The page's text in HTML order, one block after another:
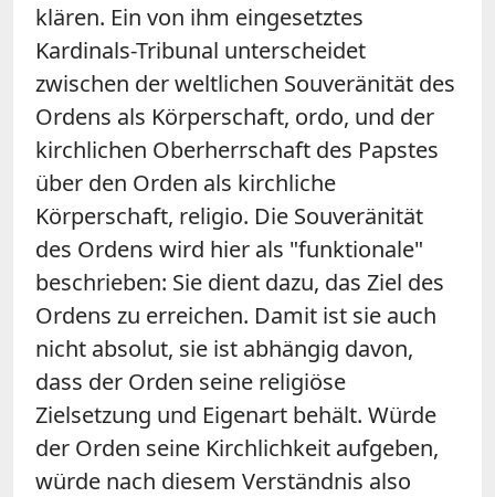
klären. Ein von ihm eingesetztes
Kardinals-Tribunal unterscheidet
zwischen der weltlichen Souveränität des
Ordens als Körperschaft, ordo, und der
kirchlichen Oberherrschaft des Papstes
über den Orden als kirchliche
Körperschaft, religio. Die Souveränität
des Ordens wird hier als "funktionale"
beschrieben: Sie dient dazu, das Ziel des
Ordens zu erreichen. Damit ist sie auch
nicht absolut, sie ist abhängig davon,
dass der Orden seine religiöse
Zielsetzung und Eigenart behält. Würde
der Orden seine Kirchlichkeit aufgeben,
würde nach diesem Verständnis also